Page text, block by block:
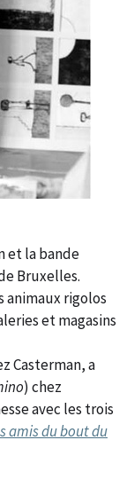
et la bande
Bruxelles.
animaux rigolos
et magasins
Casterman, a
) chez
avec les trois
amis du bout du